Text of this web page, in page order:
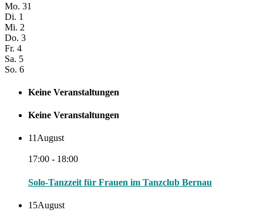
Mo. 31
Di. 1
Mi. 2
Do. 3
Fr. 4
Sa. 5
So. 6
Keine Veranstaltungen
Keine Veranstaltungen
11August
17:00 - 18:00
Solo-Tanzzeit für Frauen im Tanzclub Bernau
15August